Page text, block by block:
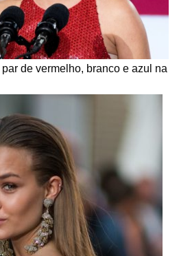
de vermelho, branco e azul na